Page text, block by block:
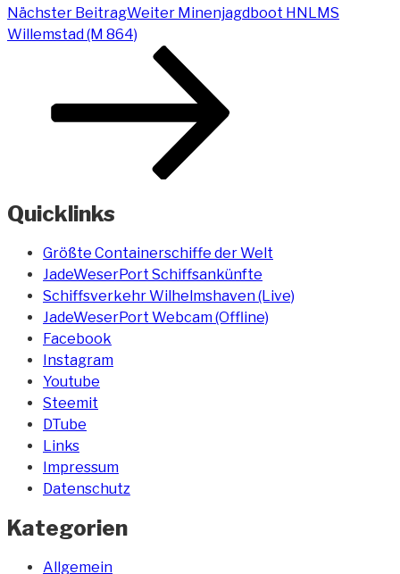
Nächster BeitragWeiter Minenjagdboot HNLMS
Willemstad (M 864)
Quicklinks
Größte Containerschiffe der Welt
JadeWeserPort Schiffsankünfte
Schiffsverkehr Wilhelmshaven (Live)
JadeWeserPort Webcam (Offline)
Facebook
Instagram
Youtube
Steemit
DTube
Links
Impressum
Datenschutz
Kategorien
Allgemein